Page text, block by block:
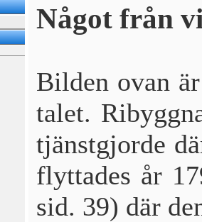
Något från
Bilden ovan
talet.
tjänstgjorde
flyttades år
sid. 39) där